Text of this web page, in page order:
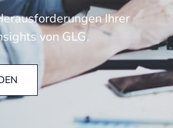
Ihrer
von GLG.